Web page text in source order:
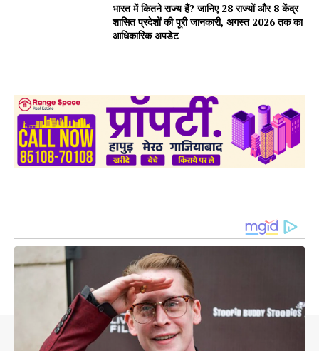
भारत में कितने राज्य हैं? जानिए 28 राज्यों और 8 केंद्र
शासित प्रदेशों की पूरी जानकारी, अगस्त 2026 तक का
आधिकारिक अपडेट